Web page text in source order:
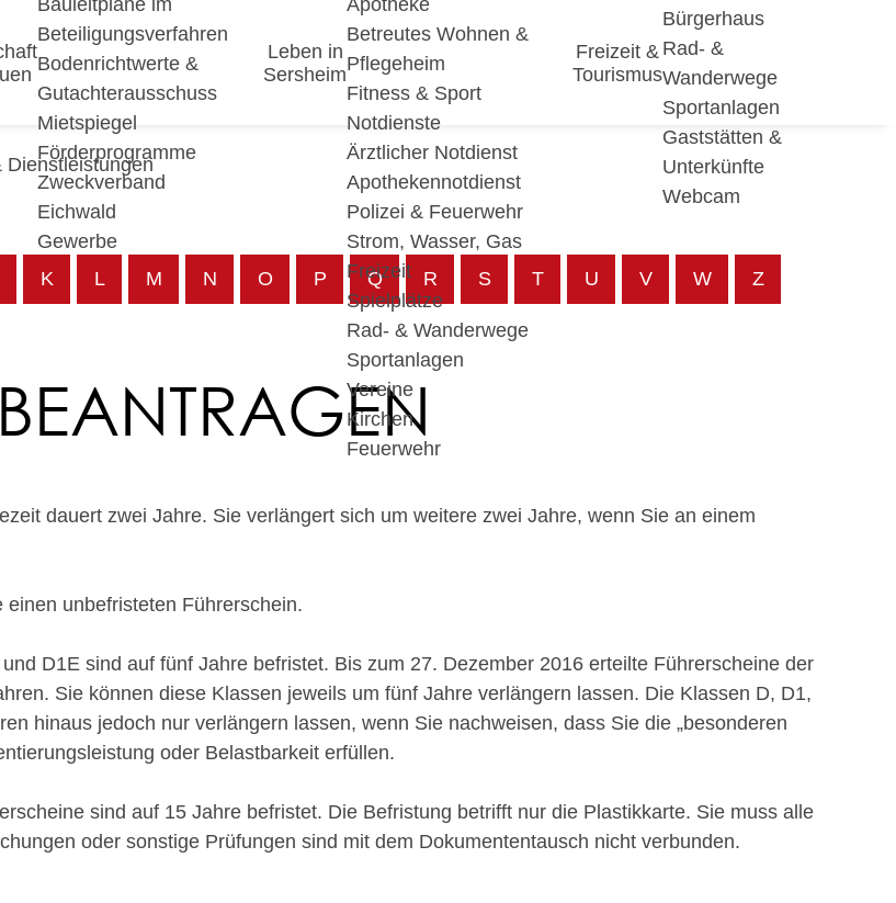
Beteiligungsverfahren
Bodenrichtwerte &
Gutachterausschuss
Mietspiegel
Förderprogramme
Zweckverband
Eichwald
Gewerbe
Leben in
Sersheim
Betreutes Wohnen &
Pflegeheim
Fitness & Sport
Notdienste
Ärztlicher Notdienst
Apothekennotdienst
Polizei & Feuerwehr
Strom, Wasser, Gas
Freizeit
Spielplätze
Rad- & Wanderwege
Sportanlagen
Vereine
Kirchen
Feuerwehr
Freizeit &
Tourismus
Bürgerhaus
Rad- &
Wanderwege
Sportanlagen
Gaststätten &
Unterkünfte
Webcam
Dienstleistungen
K L M N O P Q R S T U V W Z
dauert zwei Jahre. Sie verlängert sich um weitere zwei Jahre, wenn Sie an einem
unbefristeten Führerschein.
D1E sind auf fünf Jahre befristet. Bis zum 27. Dezember 2016 erteilte Führerscheine der
Sie können diese Klassen jeweils um fünf Jahre verlängern lassen. Die Klassen D, D1,
hinaus jedoch nur verlängern lassen, wenn Sie nachweisen, dass Sie die „besonderen
oder Belastbarkeit erfüllen.
ine sind auf 15 Jahre befristet. Die Befristung betrifft nur die Plastikkarte. Sie muss alle
oder sonstige Prüfungen sind mit dem Dokumententausch nicht verbunden.